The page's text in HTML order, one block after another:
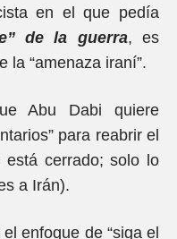
en el que pedía
de la guerra, es
la “amenaza iraní”.
Abu Dabi quiere
para reabrir el
cerrado; solo lo
a Irán).
enfoque de “siga el